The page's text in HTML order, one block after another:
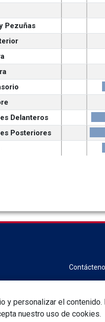
Pezuñas
Delanteros
Posteriores
y personalizar el contenido.
nuestro uso de cookies.